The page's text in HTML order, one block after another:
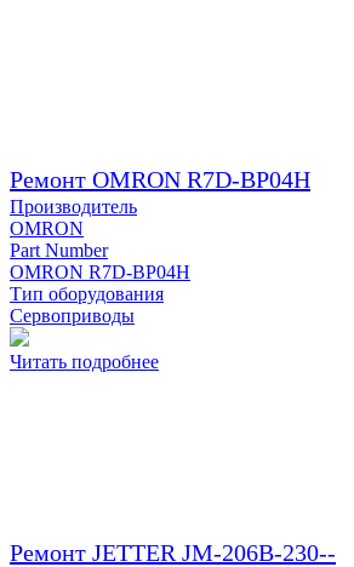
Ремонт OMRON R7D-BP04H
Производитель
OMRON
Part Number
OMRON R7D-BP04H
Тип оборудования
Сервоприводы
Читать подробнее
Ремонт JETTER JM-206B-230--